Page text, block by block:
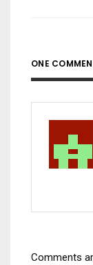
ONE
Comments